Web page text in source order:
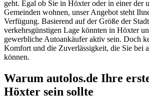
geht. Egal ob Sie in Höxter oder in einer der
Gemeinden wohnen, unser Angebot steht
Verfügung. Basierend auf der Größe der
verkehrsgünstigen Lage könnten in Höxter
gewerbliche Autoankäufer aktiv sein. Doch
Komfort und die Zuverlässigkeit, die Sie bei
können.
Warum autolos.de Ihre
Höxter sein sollte